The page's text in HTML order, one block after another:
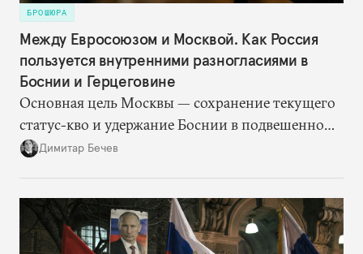
БРОШЮРА
Между Евросоюзом и Москвой. Как Россия
пользуется внутренними разногласиями в
Боснии и Герцеговине
Основная цель Москвы — сохранение текущего
статус-кво и удержание Боснии в подвешенном
состоянии. Для этого Кремлю достаточно
оказалась не очень щедра на финансовую
помощь Республике Сербской. Но она, судя по
Димитар Бечев